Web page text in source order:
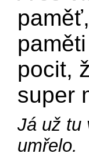
pocit,
super
Já už tu
umřelo.